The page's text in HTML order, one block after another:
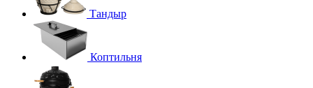
Тандыр
Коптильня